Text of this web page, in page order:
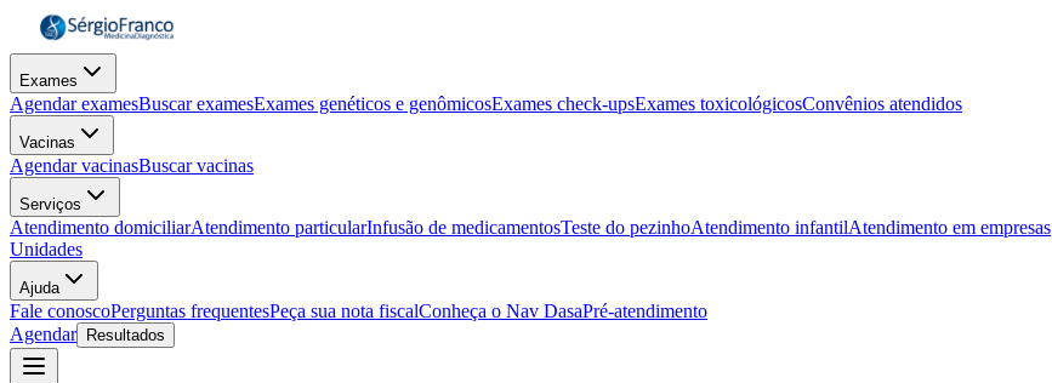
Exames
Agendar examesBuscar examesExames genéticos e genômicosExames check-upsExames toxicológicosConvênios atendidos
Vacinas
Agendar vacinasBuscar vacinas
Serviços
Atendimento domiciliarAtendimento particularInfusão de medicamentosTeste do pezinhoAtendimento infantilAtendimento em empresas
Unidades
Ajuda
Fale conoscoPerguntas frequentesPeça sua nota fiscalConheça o Nav DasaPré-atendimento
Agendar
Resultados